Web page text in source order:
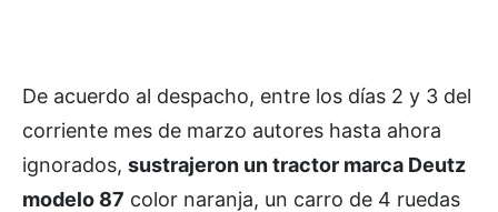
De acuerdo al despacho, entre los días 2 y 3 del
corriente mes de marzo autores hasta ahora
ignorados, sustrajeron un tractor marca Deutz
modelo 87 color naranja, un carro de 4 ruedas